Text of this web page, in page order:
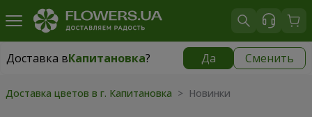
Доставка вКапитановка? Да Сменить
Доставка вКапитановка|
Доставка цветов в г. Капитановка > Новинки